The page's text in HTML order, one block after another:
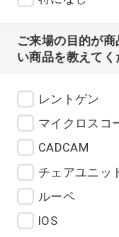
ご来場の目的が
い商品を教えてく
レントゲン
マイクロスコ
CADCAM
チェアユニッ
ルーペ
IOS